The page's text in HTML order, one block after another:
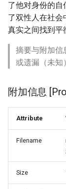
了他对身份的
了双性人在社会
真实之间找到平
摘要与附加信
或遗漏（未知
附加信息
Attribute
Filename
Size